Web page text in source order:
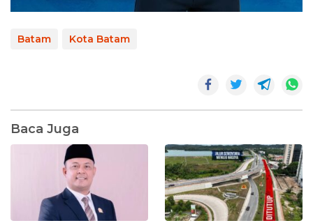
Batam Kota Batam
Baca Juga